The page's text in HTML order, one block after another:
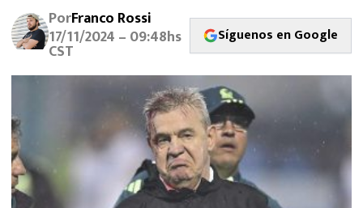
FUTBOL INTERNACIONAL
MEXICANOS EN EL EXTRANJERO
FUTBOL ESTUFA
FÓRMULA 1
BOXEO
PorFranco Rossi
17/11/2024 – 09:48hs
CST
Síguenos en Google